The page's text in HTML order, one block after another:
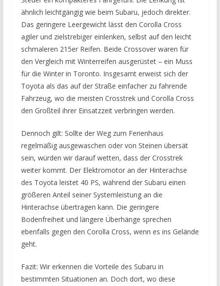
ähnlich leichtgängig wie beim Subaru, jedoch direkter.
Das geringere Leergewicht lässt den Corolla Cross
agiler und zielstrebiger einlenken, selbst auf den leicht
schmaleren 215er Reifen. Beide Crossover waren für
den Vergleich mit Winterreifen ausgerüstet – ein Muss
für die Winter in Toronto. Insgesamt erweist sich der
Toyota als das auf der Straße einfacher zu fahrende
Fahrzeug, wo die meisten Crosstrek und Corolla Cross
den Großteil ihrer Einsatzzeit verbringen werden.
Dennoch gilt: Sollte der Weg zum Ferienhaus
regelmäßig ausgewaschen oder von Steinen übersät
sein, würden wir darauf wetten, dass der Crosstrek
weiter kommt. Der Elektromotor an der Hinterachse
des Toyota leistet 40 PS, während der Subaru einen
größeren Anteil seiner Systemleistung an die
Hinterachse übertragen kann. Die geringere
Bodenfreiheit und längere Überhänge sprechen
ebenfalls gegen den Corolla Cross, wenn es ins Gelände
geht.
Fazit: Wir erkennen die Vorteile des Subaru in
bestimmten Situationen an. Doch dort, wo diese